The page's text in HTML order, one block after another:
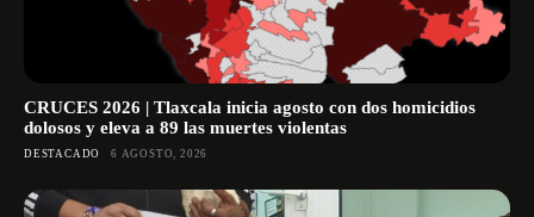
CRUCES 2026 | Tlaxcala inicia agosto con dos homicidios
dolosos y eleva a 89 las muertes violentas
DESTACADO 6 AGOSTO, 2026